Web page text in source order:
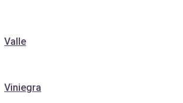
Valle
Viniegra